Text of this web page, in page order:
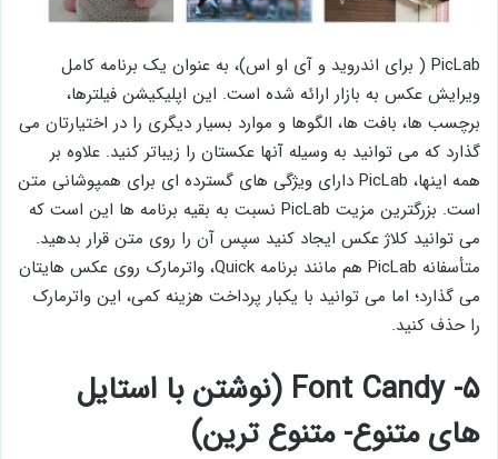
PicLab ( برای اندروید و آی او اس)، به عنوان یک برنامه کامل
ویرایش عکس به بازار ارائه شده است. این اپلیکیشن فیلترها،
برچسب ها، بافت ها، الگوها و موارد بسیار دیگری را در اختیارتان می
گذارد که می توانید به وسیله آنها عکستان را زیباتر کنید. علاوه بر
همه اینها، PicLab دارای ویژگی های گسترده ای برای همپوشانی متن
است. بزرگترین مزیت PicLab نسبت به بقیه برنامه ها این است که
می توانید کلاژ عکس ایجاد کنید سپس آن را روی متن قرار بدهید.
متأسفانه PicLab هم مانند برنامه Quick، واترمارک روی عکس هایتان
می گذارد؛ اما می توانید با یکبار پرداخت هزینه کمی، این واترمارک
را حذف کنید.
۵- Font Candy (نوشتن با استایل
های متنوع- متنوع ترین)